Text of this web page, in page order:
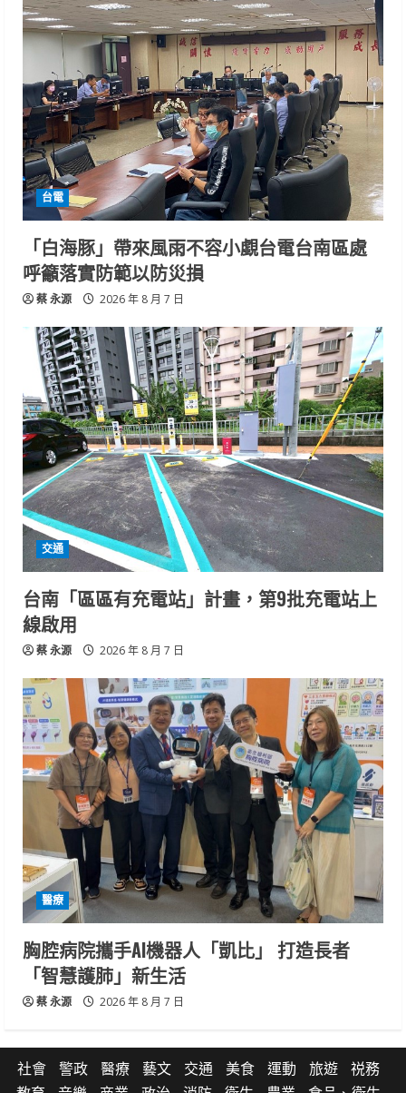
台電
「白海豚」帶來風雨不容小覷台電台南區處
呼籲落實防範以防災損
蔡 永源 2026 年 8 月 7 日
交通
台南「區區有充電站」計畫，第9批充電站上
線啟用
蔡 永源 2026 年 8 月 7 日
醫療
胸腔病院攜手AI機器人「凱比」 打造長者
「智慧護肺」新生活
蔡 永源 2026 年 8 月 7 日
社會 警政 醫療 藝文 交通 美食 運動 旅遊
祱務